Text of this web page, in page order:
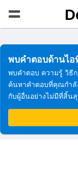
พบคำตอบด้านไอ
พบคำตอบ ความรู้ วิธี
ค้นหาคำตอบที่คุณกำลั
กับผู้อื่นอย่างไม่มีที่สิ้น